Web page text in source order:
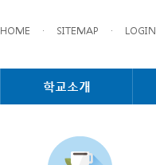
HOME · SITEMAP · LOGIN
학교소개